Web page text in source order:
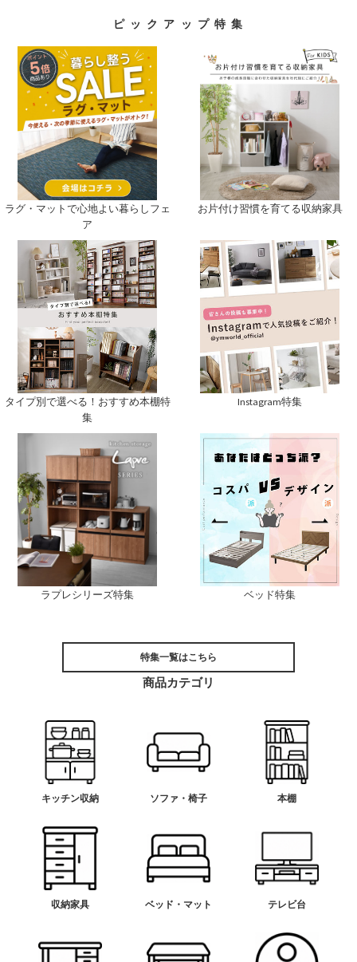
ピ ッ ク ア ッ プ 特 集
ラグ・マットで心地よい暮らしフェ
ア
お片付け習慣を育てる収納家具
タイプ別で選べる！おすすめ本棚特
集
Instagram特集
ラプレシリーズ特集 ベッド特集
特集一覧はこちら
商品カテゴリ
キッチン収納 ソファ・椅子 本棚
収納家具 ベッド・マット テレビ台